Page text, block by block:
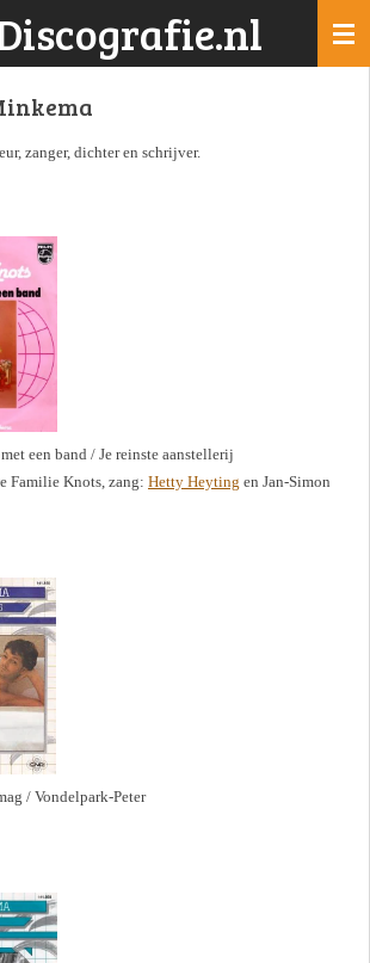
zanger, dichter en schrijver.
een band / Je reinste aanstellerij
Familie Knots, zang: Hetty Heyting en Jan-Simon
/ Vondelpark-Peter